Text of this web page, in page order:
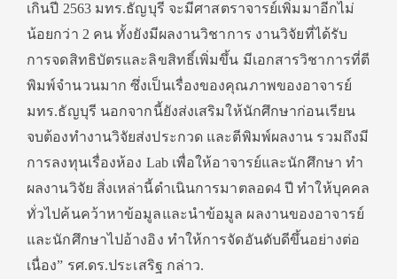
เกินปี 2563 มทร.ธัญบุรี จะมีศาสตราจารย์เพิ่มมาอีกไม่
น้อยกว่า 2 คน ทั้งยังมีผลงานวิชาการ งานวิจัยที่ได้รับ
การจดสิทธิบัตรและลิขสิทธิ์เพิ่มขึ้น มีเอกสารวิชาการที่ตี
พิมพ์จำนวนมาก ซึ่งเป็นเรื่องของคุณภาพของอาจารย์
มทร.ธัญบุรี นอกจากนี้ยังส่งเสริมให้นักศึกษาก่อนเรียน
จบต้องทำงานวิจัยส่งประกวด และตีพิมพ์ผลงาน รวมถึงมี
การลงทุนเรื่องห้อง Lab เพื่อให้อาจารย์และนักศึกษา ทำ
ผลงานวิจัย สิ่งเหล่านี้ดำเนินการมาตลอด4 ปี ทำให้บุคคล
ทั่วไปค้นคว้าหาข้อมูลและนำข้อมูล ผลงานของอาจารย์
และนักศึกษาไปอ้างอิง ทำให้การจัดอันดับดีขึ้นอย่างต่อ
เนื่อง” รศ.ดร.ประเสริฐ กล่าว.